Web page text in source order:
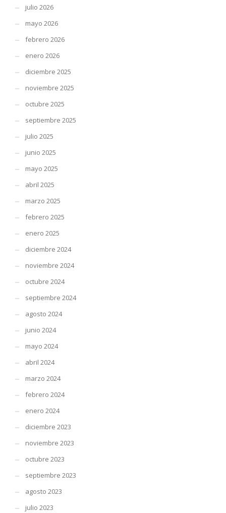
julio 2026
mayo 2026
febrero 2026
enero 2026
diciembre 2025
noviembre 2025
octubre 2025
septiembre 2025
julio 2025
junio 2025
mayo 2025
abril 2025
marzo 2025
febrero 2025
enero 2025
diciembre 2024
noviembre 2024
octubre 2024
septiembre 2024
agosto 2024
junio 2024
mayo 2024
abril 2024
marzo 2024
febrero 2024
enero 2024
diciembre 2023
noviembre 2023
octubre 2023
septiembre 2023
agosto 2023
julio 2023